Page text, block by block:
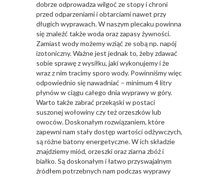
dobrze odprowadza wilgoć ze stopy i chroni
przed odparzeniami i obtarciami nawet przy
długich wyprawach. W naszym plecaku powinna
się znaleźć także woda oraz zapasy żywności.
Zamiast wody możemy wziąć ze sobą np. napój
izotoniczny. Ważne jest jednak to, żeby zdawać
sobie sprawę z wysiłku, jaki wykonujemy i że
wraz z nim tracimy sporo wody. Powinniśmy więc
odpowiednio się nawadniać – minimum 4 litry
płynów w ciągu całego dnia wyprawy w góry.
Warto także zabrać przekąski w postaci
suszonej wołowiny czy też orzeszków lub
owoców. Doskonałym rozwiązaniem, które
zapewni nam stały dostęp wartości odżywczych,
są różne batony energetyczne. W ich składzie
znajdziemy miód, orzeszki oraz ziarna zbóż i
białko. Są doskonałym i łatwo przyswajalnym
źródłem potrzebnych nam podczas wyprawy